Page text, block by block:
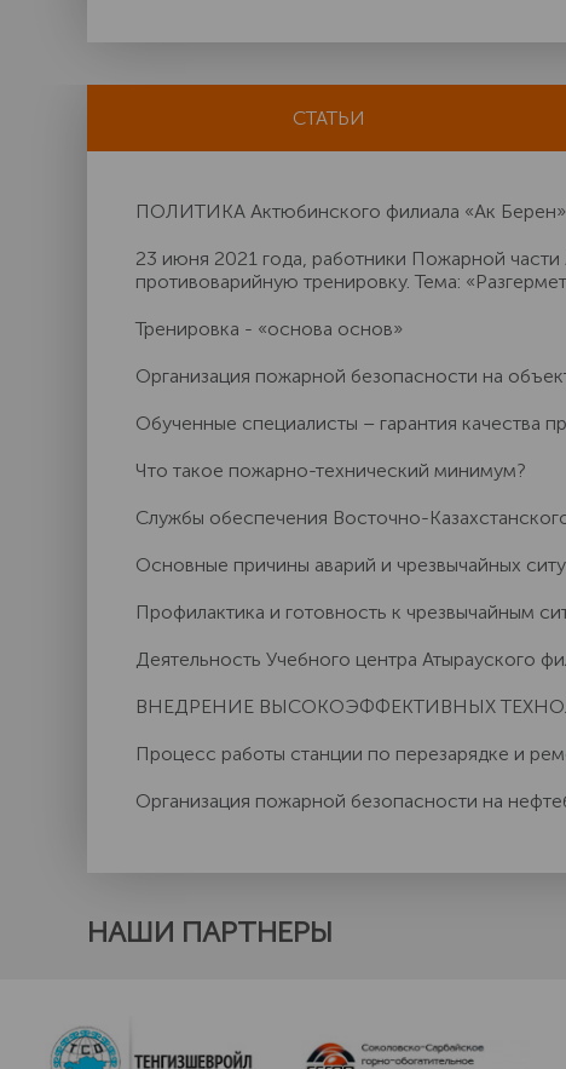
СТАТЬИ
ПОЛИТИКА Актюбинского филиала «Ак
23 июня 2021 года, работники Пожарной
противоварийную тренировку. Тема:
Тренировка - «основа основ»
Организация пожарной безопасности на
Обученные специалисты – гарантия качества
Что такое пожарно-технический минимум?
Службы обеспечения Восточно-
Основные причины аварий и чрезвычайных
Профилактика и готовность к чрезвычайным
Деятельность Учебного центра Атырауского
ВНЕДРЕНИЕ ВЫСОКОЭФФЕКТИВНЫХ
Процесс работы станции по перезарядке и
Организация пожарной безопасности на
НАШИ ПАРТНЕРЫ